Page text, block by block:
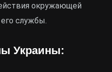
окружающей
службы.
Украины: